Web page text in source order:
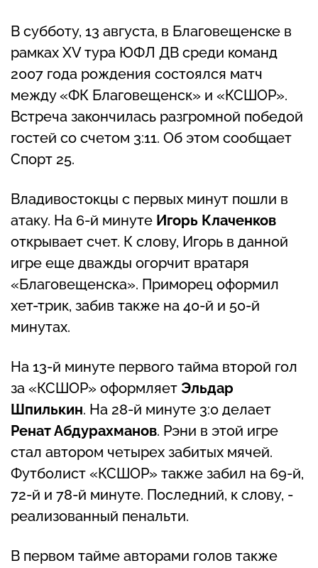
В субботу, 13 августа, в Благовещенске в
рамках XV тура ЮФЛ ДВ среди команд
2007 года рождения состоялся матч
между «ФК Благовещенск» и «КСШОР».
Встреча закончилась разгромной победой
гостей со счетом 3:11. Об этом сообщает
Спорт 25.
Владивостокцы с первых минут пошли в
атаку. На 6-й минуте Игорь Клаченков
открывает счет. К слову, Игорь в данной
игре еще дважды огорчит вратаря
«Благовещенска». Приморец оформил
хет-трик, забив также на 40-й и 50-й
минутах.
На 13-й минуте первого тайма второй гол
за «КСШОР» оформляет Эльдар
Шпилькин. На 28-й минуте 3:0 делает
Ренат Абдурахманов. Рэни в этой игре
стал автором четырех забитых мячей.
Футболист «КСШОР» также забил на 69-й,
72-й и 78-й минуте. Последний, к слову, -
реализованный пенальти.
В первом тайме авторами голов также